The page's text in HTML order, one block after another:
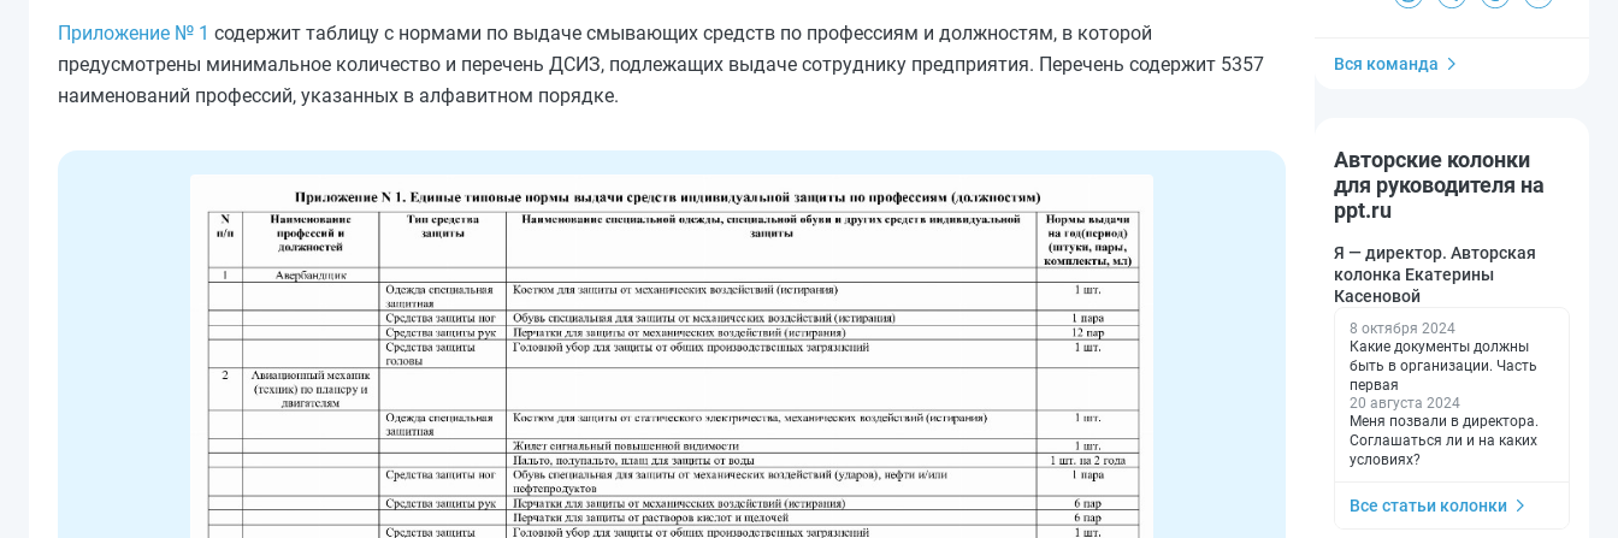
Приложение № 1 содержит таблицу с нормами по выдаче смывающих средств по профессиям и должностям, в которой
предусмотрены минимальное количество и перечень ДСИЗ, подлежащих выдаче сотруднику предприятия. Перечень содержит 5357
наименований профессий, указанных в алфавитном порядке.
Вся команда
Авторские колонки
для руководителя на
ppt.ru
Я — директор. Авторская
колонка Екатерины
Касеновой
8 октября 2024
Какие документы должны
быть в организации. Часть
первая
20 августа 2024
Меня позвали в директора.
Соглашаться ли и на каких
условиях?
Все статьи колонки